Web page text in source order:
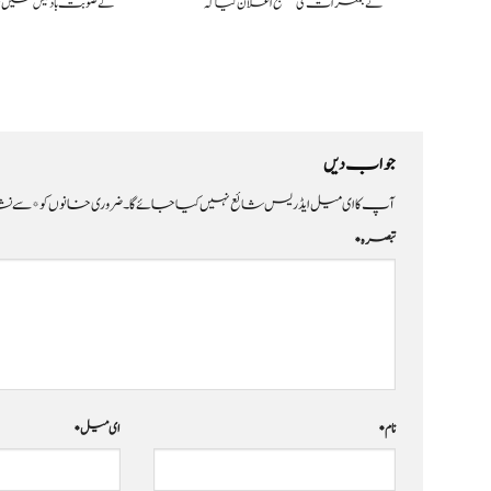
جواب دیں
آپ کا ای میل ایڈریس شائع نہیں کیا جائے گا۔ضروری خانوں کو*سے
تبصرہ*
نام* ای میل*